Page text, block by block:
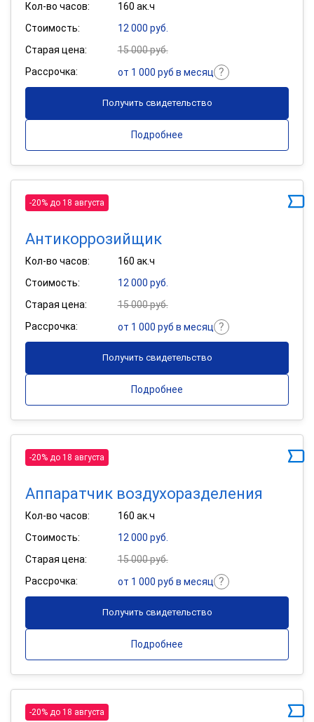
Кол-во часов:
160 ак.ч
Стоимость:
12 000 руб.
Старая цена:
15 000 руб.
Рассрочка:
от 1 000 руб в месяц
Получить свидетельство
Подробнее
-20% до 18 августа
Антикоррозийщик
Кол-во часов:
160 ак.ч
Стоимость:
12 000 руб.
Старая цена:
15 000 руб.
Рассрочка:
от 1 000 руб в месяц
Получить свидетельство
Подробнее
-20% до 18 августа
Аппаратчик воздухоразделения
Кол-во часов:
160 ак.ч
Стоимость:
12 000 руб.
Старая цена:
15 000 руб.
Рассрочка:
от 1 000 руб в месяц
Получить свидетельство
Подробнее
-20% до 18 августа